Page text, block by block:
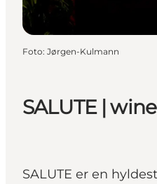
SALUTE |
SALUTE er en
Foto: Jørgen-Kulmann